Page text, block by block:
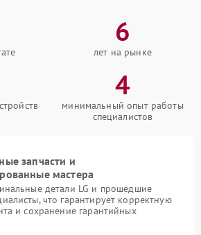
6
лет на рынке
4
минимальный опыт работы
специалистов
запчасти и
мастера
детали LG и прошедшие
что гарантирует корректную
и сохранение гарантийных